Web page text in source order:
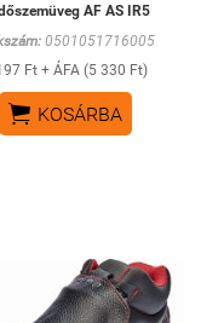
AF AS IR5
0501051716005
Ft + ÁFA (5 330 Ft)
 KOSÁRBA